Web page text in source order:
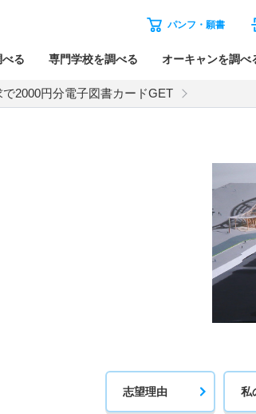
パンフ・願書
る 専門学校を調べる オーキャンを調べ
で2000円分電子図書カードGET
志望理由 私